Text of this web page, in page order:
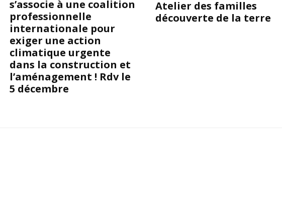
s’associe à une coalition
professionnelle
internationale pour
exiger une action
climatique urgente
dans la construction et
l’aménagement ! Rdv le
5 décembre
Atelier des familles
découverte de la terre